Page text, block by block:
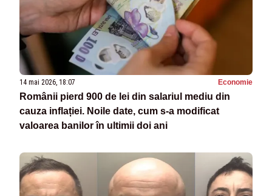
14 mai 2026, 18:07 Economie
Românii pierd 900 de lei din salariul mediu din
cauza inflației. Noile date, cum s-a modificat
valoarea banilor în ultimii doi ani